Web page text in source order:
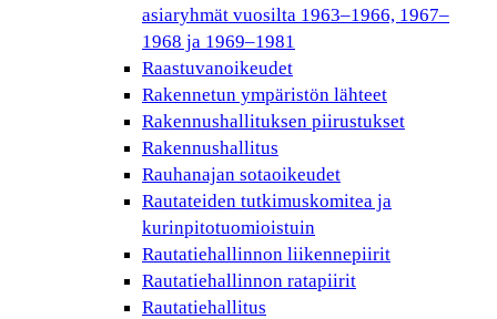
asiaryhmät vuosilta 1963–1966, 1967–
1968 ja 1969–1981
Raastuvanoikeudet
Rakennetun ympäristön lähteet
Rakennushallituksen piirustukset
Rakennushallitus
Rauhanajan sotaoikeudet
Rautateiden tutkimuskomitea ja
kurinpitotuomioistuin
Rautatiehallinnon liikennepiirit
Rautatiehallinnon ratapiirit
Rautatiehallitus